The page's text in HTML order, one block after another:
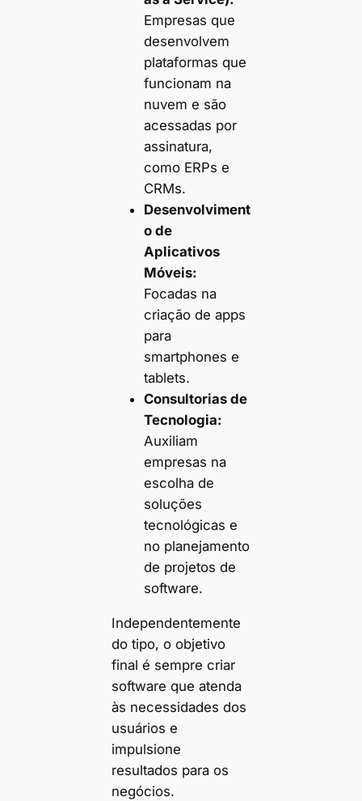
Empresas que
desenvolvem
plataformas que
funcionam na
nuvem e são
acessadas por
assinatura,
como ERPs e
CRMs.
Desenvolviment
o de
Aplicativos
Móveis:
Focadas na
criação de apps
para
smartphones e
tablets.
Consultorias de
Tecnologia:
Auxiliam
empresas na
escolha de
soluções
tecnológicas e
no planejamento
de projetos de
software.
Independentemente
do tipo, o objetivo
final é sempre criar
software que atenda
às necessidades dos
usuários e
impulsione
resultados para os
negócios.